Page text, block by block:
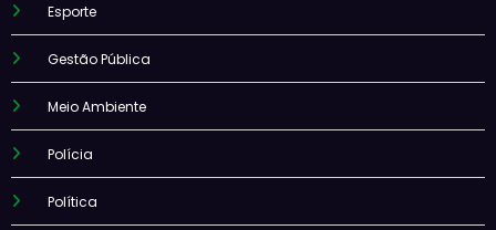
Esporte
Gestão Pública
Meio Ambiente
Polícia
Política